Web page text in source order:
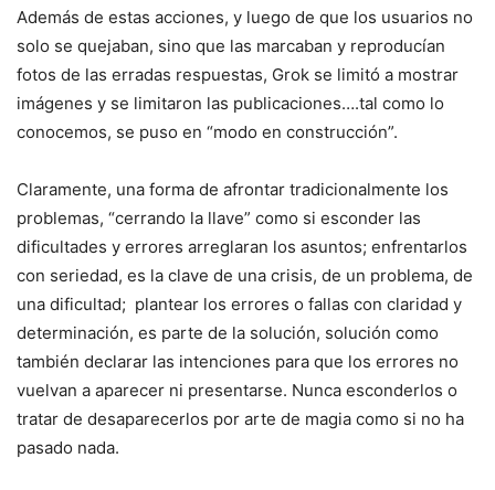
Además de estas acciones, y luego de que los usuarios no
solo se quejaban, sino que las marcaban y reproducían
fotos de las erradas respuestas, Grok se limitó a mostrar
imágenes y se limitaron las publicaciones….tal como lo
conocemos, se puso en “modo en construcción”.
Claramente, una forma de afrontar tradicionalmente los
problemas, “cerrando la llave” como si esconder las
dificultades y errores arreglaran los asuntos; enfrentarlos
con seriedad, es la clave de una crisis, de un problema, de
una dificultad; plantear los errores o fallas con claridad y
determinación, es parte de la solución, solución como
también declarar las intenciones para que los errores no
vuelvan a aparecer ni presentarse. Nunca esconderlos o
tratar de desaparecerlos por arte de magia como si no ha
pasado nada.